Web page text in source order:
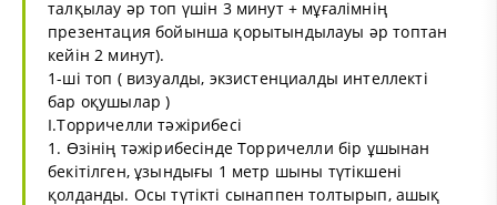
талқылау әр топ үшін 3 минут + мұғалімнің
презентация бойынша қорытындылауы әр топтан
кейін 2 минут).
1-ші топ ( визуалды, экзистенциалды интеллекті
бар оқушылар )
I.Торричелли тәжірибесі
1. Өзінің тәжірибесінде Торричелли бір ұшынан
бекітілген, ұзындығы 1 метр шыны түтікшені
қолданды. Осы түтікті сынаппен толтырып, ашық